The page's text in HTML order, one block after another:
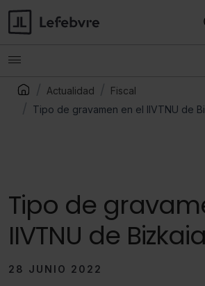
Actualidad
Fiscal
Tipo de gravamen en el IIVTNU de
Tipo de
IIVTNU de Bizkaia
28 JUNIO 2022